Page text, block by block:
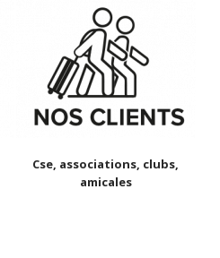
Cse, associations, clubs,
amicales